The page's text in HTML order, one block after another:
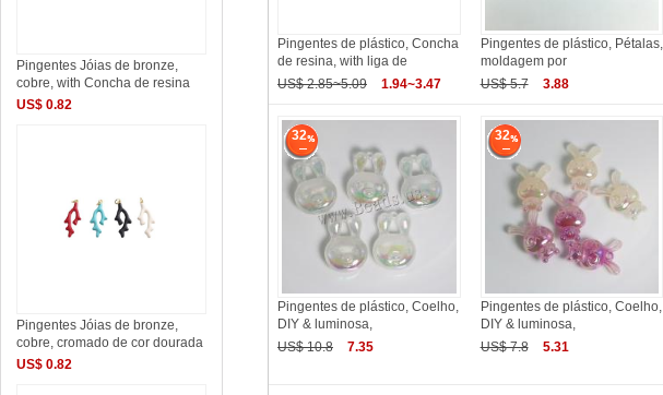
Pingentes de plástico, Concha
de resina, with liga de
US$ 2.85~5.09
1.94~3.47
Pingentes de plástico, Pétalas,
moldagem por
US$ 5.7
3.88
32
Pingentes de plástico, Coelho,
DIY & luminosa,
US$ 10.8
7.35
32
Pingentes de plástico, Coelho,
DIY & luminosa,
US$ 7.8
5.31
Pingentes Jóias de bronze,
cobre, with Concha de resina
US$ 0.82
Pingentes Jóias de bronze,
cobre, cromado de cor dourada
US$ 0.82